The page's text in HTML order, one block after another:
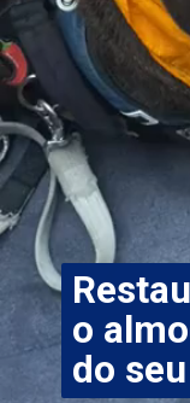
o
do
o
do